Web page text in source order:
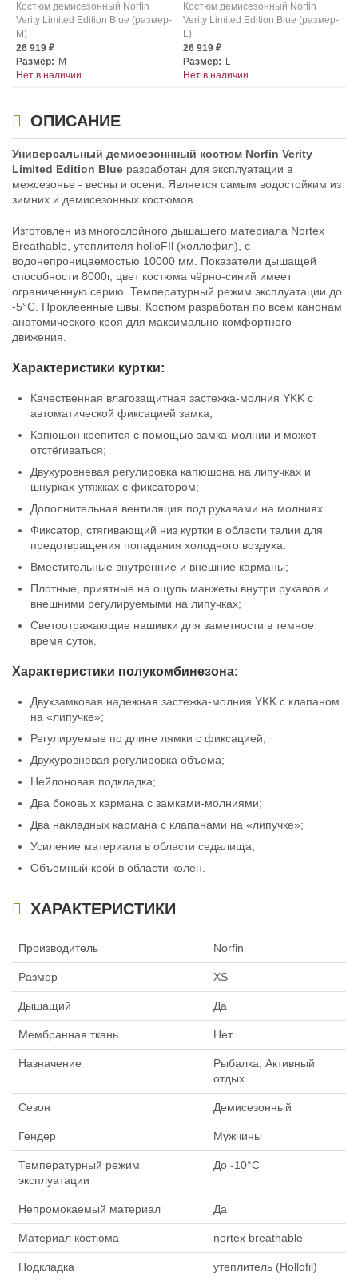
Костюм демисезонный Norfin
Verity Limited Edition Blue (размер-
M)
26 919 ₽
Размер: M
Нет в наличии
Костюм демисезонный Norfin
Verity Limited Edition Blue (размер-
L)
26 919 ₽
Размер: L
Нет в наличии
Костюм демисезонный Norfin
XL)
26 919₽
Размер: XL
Нет в наличии
Костюм демисезонный Norfin
XXL)
26 919₽
Размер:XXL
Нет в наличии
Костюм демисезонный Norfin
Verity Limited Edition Blue (размер-
XXXL)
26 919₽
Нет в наличии
ОПИСАНИЕ
Универсальный демисезоннный костюм Norfin Verity
Limited Edition Blue разработан для эксплуатации в
межсезонье - весны и осени. Является самым водостойким из
зимних и демисезонных костюмов.
Изготовлен из многослойного дышащего материала Nortex
Breathable, утеплителя holloFIl (холлофил), с
водонепроницаемостью 10000 мм. Показатели дышащей
способности 8000г, цвет костюма чёрно-синий имеет
ограниченную серию. Температурный режим эксплуатации до
-5°C. Проклеенные швы. Костюм разработан по всем канонам
анатомического кроя для максимально комфортного
движения.
Характеристики куртки:
Качественная влагозащитная застежка-молния YKK с
автоматической фиксацией замка;
Капюшон крепится с помощью замка-молнии и может
отстёгиваться;
Двухуровневая регулировка капюшона на липучках и
шнурках-утяжках с фиксатором;
Дополнительная вентиляция под рукавами на молниях.
Фиксатор, стягивающий низ куртки в области талии для
предотвращения попадания холодного воздуха.
Вместительные внутренние и внешние карманы;
Плотные, приятные на ощупь манжеты внутри рукавов и
внешними регулируемыми на липучках;
Светоотражающие нашивки для заметности в темное
время суток.
Характеристики полукомбинезона:
Двухзамковая надежная застежка-молния YKK с клапаном
на «липучке»;
Регулируемые по длине лямки с фиксацией;
Двухуровневая регулировка объема;
Нейлоновая подкладка;
Два боковых кармана с замками-молниями;
Два накладных кармана с клапанами на «липучке»;
Усиление материала в области седалища;
Объемный крой в области колен.
ХАРАКТЕРИСТИКИ
Производитель Norfin
Размер XS
Дышащий Да
Мембранная ткань Нет
Назначение
Рыбалка, Активный
отдых
Сезон Демисезонный
Гендер Мужчины
Температурный режим
эксплуатации
До -10°C
Непромокаемый материал Да
Материал костюма nortex breathable
Подкладка утеплитель (Hollofil)